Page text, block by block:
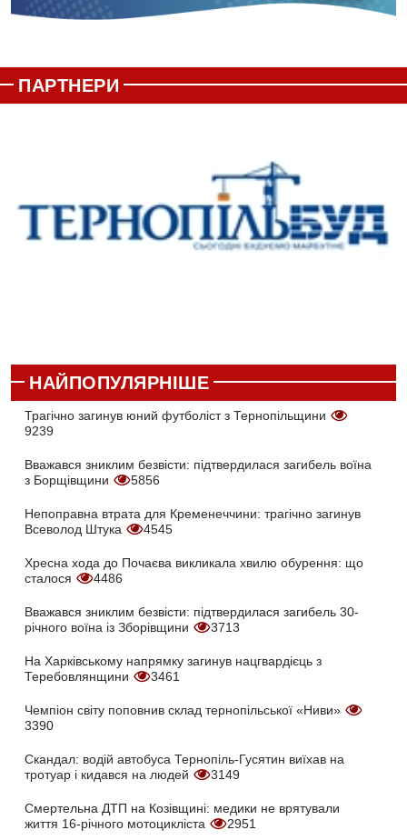
ПАРТНЕРИ
НАЙПОПУЛЯРНІШЕ
Трагічно загинув юний футболіст з Тернопільщини
9239
Вважався зниклим безвісти: підтвердилася загибель воїна
з Борщівщини
5856
Непоправна втрата для Кременеччини: трагічно загинув
Всеволод Штука
4545
Хресна хода до Почаєва викликала хвилю обурення: що
сталося
4486
Вважався зниклим безвісти: підтвердилася загибель 30-
річного воїна із Зборівщини
3713
На Харківському напрямку загинув нацгвардієць з
Теребовлянщини
3461
Чемпіон світу поповнив склад тернопільської «Ниви»
3390
Скандал: водій автобуса Тернопіль-Гусятин виїхав на
тротуар і кидався на людей
3149
Смертельна ДТП на Козівщині: медики не врятували
життя 16-річного мотоцикліста
2951